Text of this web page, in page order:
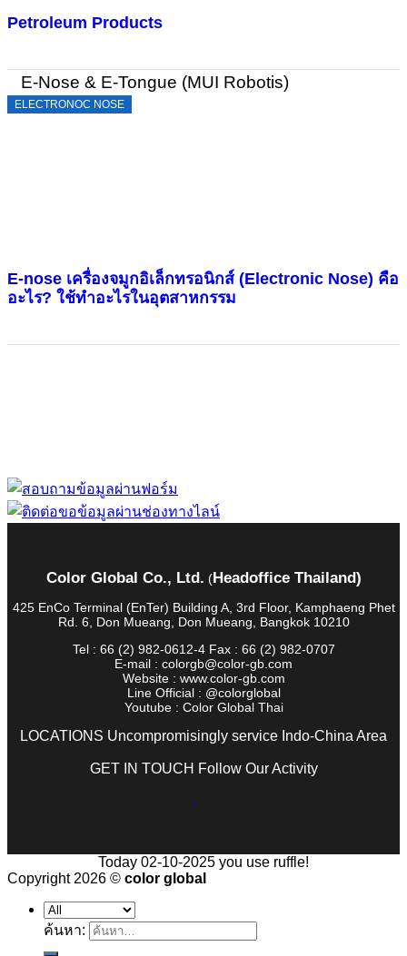
Petroleum Products
E-Nose & E-Tongue (MUI Robotis)
ELECTRONOC NOSE
E-nose เครื่องจมูกอิเล็กทรอนิกส์ (Electronic Nose) คือ
อะไร? ใช้ทำอะไรในอุตสาหกรรม
Color Global Co., Ltd. (Headoffice Thailand)
425 EnCo Terminal (EnTer) Building A, 3rd Floor, Kamphaeng Phet
Rd. 6, Don Mueang, Don Mueang, Bangkok 10210
Tel : 66 (2) 982-0612-4 Fax : 66 (2) 982-0707
E-mail : colorgb@color-gb.com
Website : www.color-gb.com
Line Official : @colorglobal
Youtube : Color Global Thai
LOCATIONS Uncompromisingly service Indo-China Area
GET IN TOUCH Follow Our Activity
Today 02-10-2025 you use ruffle!
Copyright 2026 © color global
ค้นหา: